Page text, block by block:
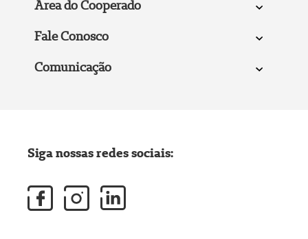
Área do Cooperado
Fale Conosco
Comunicação
Siga nossas redes sociais: